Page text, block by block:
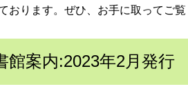
おります。ぜひ、お手に取ってご覧
館案内:2023年2月発行